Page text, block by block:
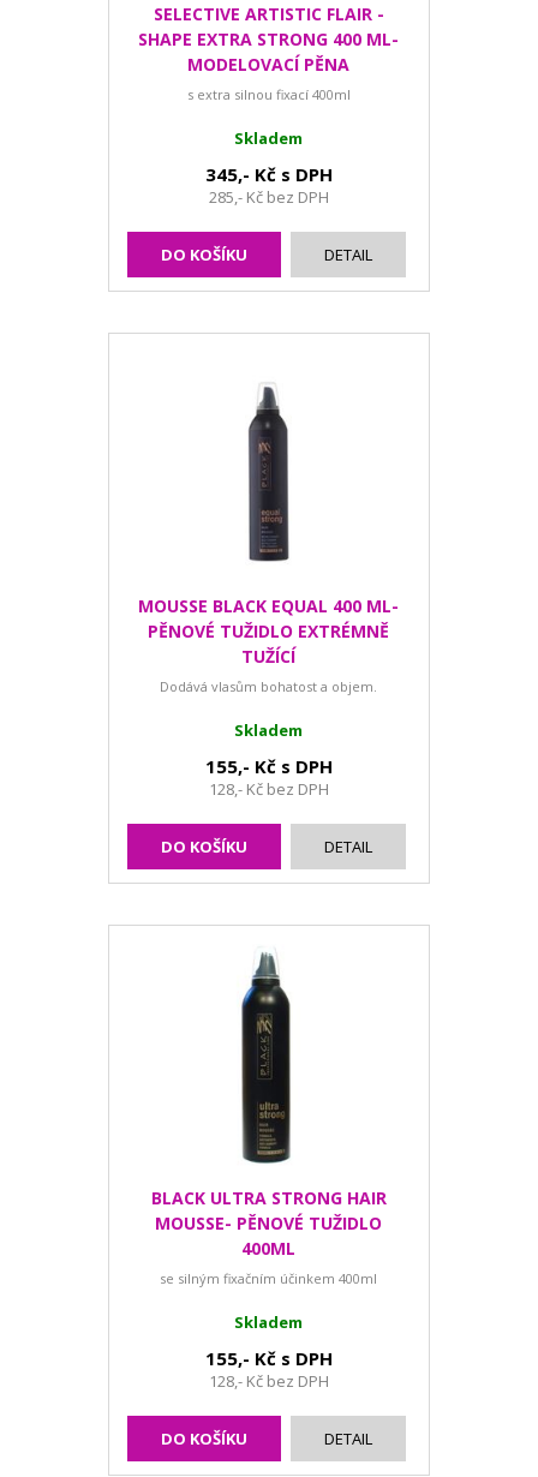
SELECTIVE ARTISTIC FLAIR -
SHAPE EXTRA STRONG 400 ML-
MODELOVACÍ PĚNA
s extra silnou fixací 400ml
Skladem
345,- Kč s DPH
285,- Kč bez DPH
DO KOŠÍKU DETAIL
MOUSSE BLACK EQUAL 400 ML-
PĚNOVÉ TUŽIDLO EXTRÉMNĚ
TUŽÍCÍ
Dodává vlasům bohatost a objem.
Skladem
155,- Kč s DPH
128,- Kč bez DPH
DO KOŠÍKU DETAIL
BLACK ULTRA STRONG HAIR
MOUSSE- PĚNOVÉ TUŽIDLO
400ML
se silným fixačním účinkem 400ml
Skladem
155,- Kč s DPH
128,- Kč bez DPH
DO KOŠÍKU DETAIL